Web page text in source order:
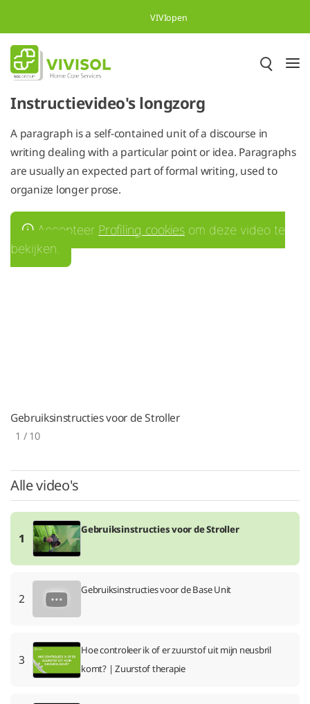
Overslaan en naar hoofdinhoud gaan
VIVIopen
Instructievideo's longzorg
A paragraph is a self-contained unit of a discourse in
writing dealing with a particular point or idea. Paragraphs
are usually an expected part of formal writing, used to
organize longer prose.
Accepteer Profiling cookiesom deze video te
bekijken.
Gebruiksinstructies voor de Stroller
1 / 10
Alle video's
1
Gebruiksinstructies voor de Stroller
2
Gebruiksinstructies voor de Base Unit
3
Hoe controleer ik of er zuurstof uit mijn neusbril
komt? | Zuurstof therapie